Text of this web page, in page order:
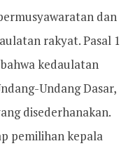
dan
rakyat. Pasal 1
kedaulatan
Undang Dasar,
disederhanakan.
pemilihan kepala